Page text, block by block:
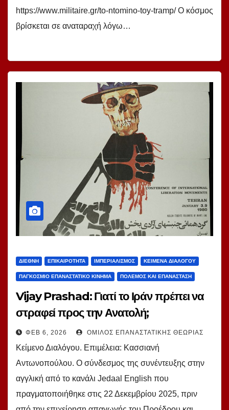
https://www.militaire.gr/to-ntomino-toy-tramp/ Ο κόσμος
βρίσκεται σε αναταραχή λόγω…
ΔΙΕΘΝΉ ΕΠΙΚΑΙΡΌΤΗΤΑ ΙΜΠΕΡΙΑΛΙΣΜΌΣ ΚΕΊΜΕΝΑ ΔΙΑΛΌΓΟΥ
ΠΑΓΚΌΣΜΙΟ ΕΠΑΝΑΣΤΑΤΙΚΌ ΚΊΝΗΜΑ ΠΌΛΕΜΟΣ ΚΑΙ ΕΠΑΝΆΣΤΑΣΗ
Vijay Prashad: Γιατί το Ιράν πρέπει να
στραφεί προς την Ανατολή;
ΦΕΒ 6, 2026 ΌΜΙΛΟΣ ΕΠΑΝΑΣΤΑΤΙΚΉΣ ΘΕΩΡΊΑΣ
Κείμενο Διαλόγου. Επιμέλεια: Κασσιανή
Αντωνοπούλου. Ο σύνδεσμος της συνέντευξης στην
αγγλική από το κανάλι Jedaal English που
πραγματοποιήθηκε στις 22 Δεκεμβρίου 2025, πριν